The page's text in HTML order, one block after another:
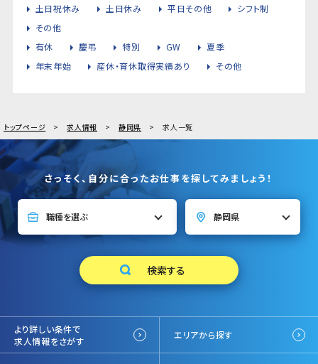
土日祝休み
土日休み 平日その他
シフト制
その他
有休
慶弔 特別 GW
夏季
年末年始
産休・育休取得実績あり その他
トップページ 求人情報 静岡県 求人一覧
さっそく、自分に合ったお仕事を探してみましょう！
より詳しい条件で
求人情報をさがす
エリアから探す